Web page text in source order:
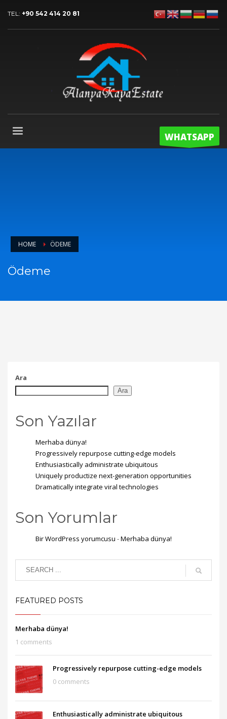
TEL: +90 542 414 20 81
WHATSAPP
HOME ÖDEME
Ödeme
Ara
Ara
Son Yazılar
Merhaba dünya!
Progressively repurpose cutting-edge models
Enthusiastically administrate ubiquitous
Uniquely productize next-generation opportunities
Dramatically integrate viral technologies
Son Yorumlar
Bir WordPress yorumcusu -Merhaba dünya!
FEATURED POSTS
Merhaba dünya!
1 comments
Progressively repurpose cutting-edge models
0 comments
Enthusiastically administrate ubiquitous